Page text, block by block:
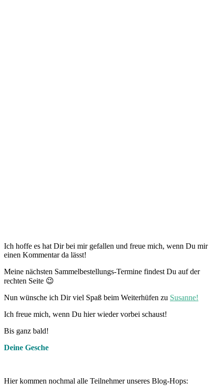
Ich hoffe es hat Dir bei mir gefallen und freue mich, wenn Du mir
einen Kommentar da lässt!
Meine nächsten Sammelbestellungs-Termine findest Du auf der
rechten Seite 😉
Nun wünsche ich Dir viel Spaß beim Weiterhüfen zu Susanne!
Ich freue mich, wenn Du hier wieder vorbei schaust!
Bis ganz bald!
Deine Gesche
Hier kommen nochmal alle Teilnehmer unseres Blog-Hops: